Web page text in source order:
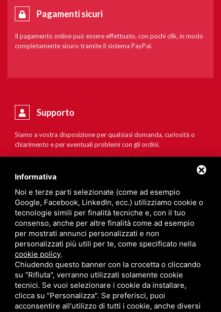
Pagamenti sicuri
Il pagamento online può essere effettuato, con pochi clik, in modo
completamente sicuro tramite il sistema PayPal.
Supporto
Siamo a vostra disposizione per qualsiasi domanda, curiosità o
chiarimento e per eventuali problemi con gli ordini.
Informativa
Noi e terze parti selezionate (come ad esempio
Google, Facebook, LinkedIn, ecc.) utilizziamo cookie o
tecnologie simili per finalità tecniche e, con il tuo
consenso, anche per altre finalità come ad esempio
per mostrati annunci personalizzati e non
personalizzati più utili per te, come specificato nella
cookie policy.
Chiudendo questo banner con la crocetta o cliccando
su "Rifiuta", verranno utilizzati solamente cookie
tecnici. Se vuoi selezionare i cookie da installare,
clicca su "Personalizza". Se preferisci, puoi
acconsentire all'utilizzo di tutti i cookie, anche diversi